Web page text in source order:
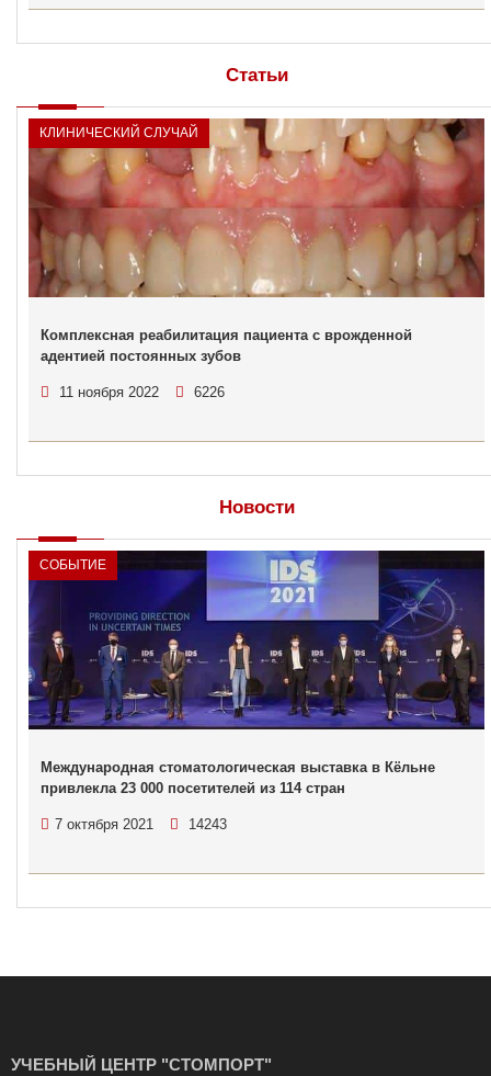
Статьи
КЛИНИЧЕСКИЙ СЛУЧАЙ
Комплексная реабилитация пациента с врожденной
адентией постоянных зубов
11 ноября 2022 6226
Новости
СОБЫТИЕ
Международная стоматологическая выставка в Кёльне
привлекла 23 000 посетителей из 114 стран
7 октября 2021 14243
УЧЕБНЫЙ ЦЕНТР "СТОМПОРТ"